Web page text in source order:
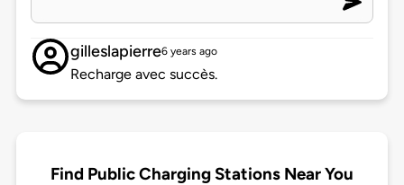
gilleslapierre6 years ago
Recharge avec succès.
Find Public Charging Stations Near You